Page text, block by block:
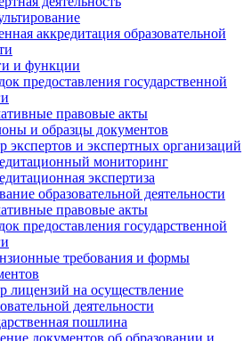
аккредитация образовательной
и функции
предоставления государственной
правовые акты
и образцы документов
экспертов и экспертных организаций
мониторинг
экспертиза
образовательной деятельности
правовые акты
предоставления государственной
требования и формы
лицензий на осуществление
деятельности
пошлина
документов об образовании и